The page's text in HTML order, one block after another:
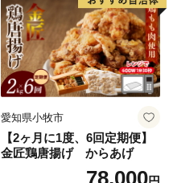
愛知県小牧市
【2ヶ月に1度、6回定期便】
金匠鶏唐揚げ からあげ